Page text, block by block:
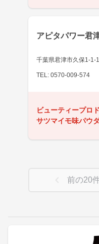
アピタパワー君
千葉県君津市久保1-1-1
TEL: 0570-009-574
ビューティープロ
サツマイモ味パウ
前の20